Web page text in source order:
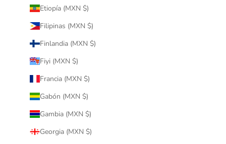
Etiopía (MXN $)
Filipinas (MXN $)
Finlandia (MXN $)
Fiyi (MXN $)
Francia (MXN $)
Gabón (MXN $)
Gambia (MXN $)
Georgia (MXN $)